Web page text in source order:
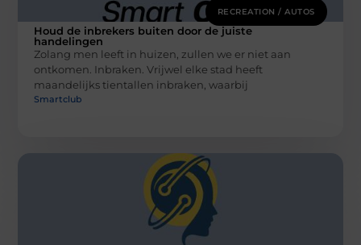
RECREATION / AUTOS
Houd de inbrekers buiten door de juiste
handelingen
Zolang men leeft in huizen, zullen we er niet aan
ontkomen. Inbraken. Vrijwel elke stad heeft
maandelijks tientallen inbraken, waarbij
Smartclub